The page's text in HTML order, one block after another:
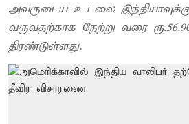
அவருடைய உடலை
வருவதற்காக நேற்று வரை
திரண்டுள்ளது.